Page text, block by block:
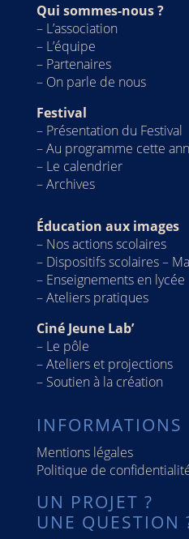
Qui sommes-nous ?
– L’association
– L’équipe
– Partenaires
– On parle de nous
Festival
– Présentation du Festival
–Au programme cette
– Le calendrier
–Archives
Éducation aux images
– Nos actions scolaires
– Dispositifs scolaires –
– Enseignements en lycée
–Ateliers pratiques
Ciné Jeune Lab’
– Le pôle
–Ateliers et projections
– Soutien à la création
INFORMATIONS
Mentions légales
Politique de
UN PROJET ?
UNE QUESTION